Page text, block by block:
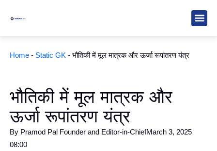
Home - Static GK - भौतिकी में मूल मात्रक और ऊर्जा रूपांतरण यंत्र
भौतिकी में मूल मात्रक और
ऊर्जा रूपांतरण यंत्र
By Pramod Pal Founder and Editor-in-ChiefMarch 3, 2025
08:00